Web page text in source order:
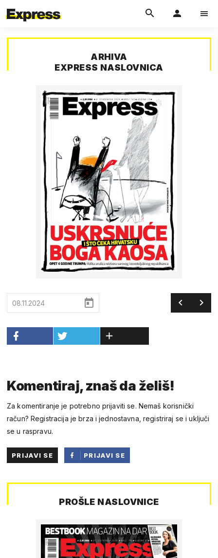
ARHIVA
EXPRESS NASLOVNICA
08.11.2024
Komentiraj, znaš da želiš!
Za komentiranje je potrebno prijaviti se. Nemaš korisnički
račun? Registracija je brza i jednostavna, registriraj se i uključi
se u raspravu.
PRIJAVI SE
PRIJAVI SE
FACEBOOKA
PROŠLE NASLOVNICE